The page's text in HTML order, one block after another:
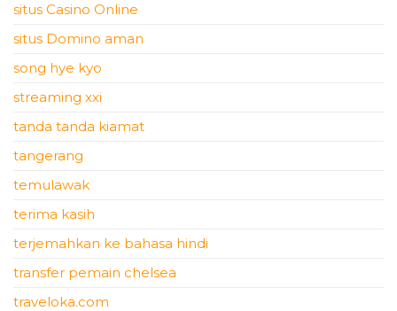
situs Casino Online
situs Domino aman
song hye kyo
streaming xxi
tanda tanda kiamat
tangerang
temulawak
terima kasih
terjemahkan ke bahasa hindi
transfer pemain chelsea
traveloka.com